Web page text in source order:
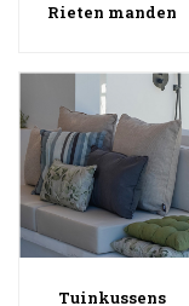
Rieten manden
Tuinkussens